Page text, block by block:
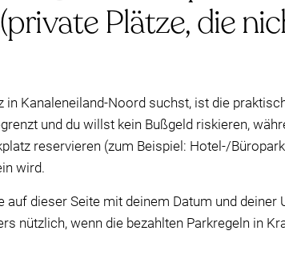
Plätze, die
in Kanaleneiland-Noord suchst, ist die
und du willst kein Bußgeld riskieren,
reservieren (zum Beispiel: Hotel-/
wird.
auf dieser Seite mit deinem Datum und
nützlich, wenn die bezahlten Parkregeln in